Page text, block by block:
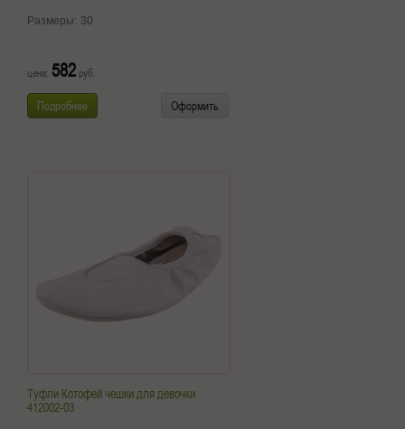
Размеры: 30
цена: 582 руб.
Подробнее Оформить
Туфли Котофей чешки для девочки
412002-03